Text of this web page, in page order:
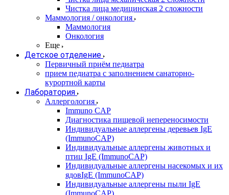
Чистка лица медицинская 2 сложности
Маммология / онкология
Маммология
Онкология
Еще
Детское отделение
Первичный приём педиатра
прием педиатра с заполнением санаторно-
курортной карты
Лаборатория
Аллергология
Immuno CAP
Диагностика пищевой непереносимости
Индивидуальные аллергены деревьев IgE
(ImmunoCAP)
Индивидуальные аллергены животных и
птиц IgE (ImmunoCAP)
Индивидуальные аллергены насекомых и их
ядовIgE (ImmunoCAP)
Индивидуальные аллергены пыли IgE
(ImmunoCAP)